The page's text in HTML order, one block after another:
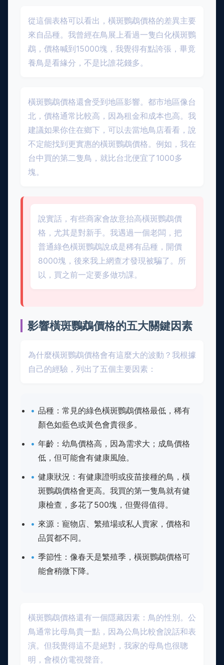
從這個表格可以看出，橫斑鸚鵡價格的差異主要
來自品種。我曾經在鳥展上看過一隻白化橫斑鸚
鵡，價格喊到15000塊，我覺得有點誇張，畢竟
養鳥是看緣分，不是比誰花錢多。
橫斑鸚鵡價格還會受到地區影響。都市地區像台
北，價格通常比較高，因為租金和成本也高。我
建議如果你住在鄉下，可以去當地鳥店看看，說
不定能找到更實惠的橫斑鸚鵡價格。例如，我在
台中買的第二隻鳥，就比台北便宜了1000多
塊。
說實話，有些商家會故意抬高橫斑鸚鵡價
格，尤其是對新手。我遇過一個老闆，把
普通綠色橫斑鸚鵡說成是稀有品種，開價
8000塊，後來我上網查才發現被騙了。所
以，買之前一定要多做功課。
影響橫斑鸚鵡價格的五大關鍵因素
為什麼橫斑鸚鵡價格會有這麼大的波動？我根據
自己的經驗，列出了五個主要因素：
品種：常見的綠色橫斑鸚鵡價格最低，稀有
顏色如藍色或黃色會貴很多。
年齡：幼鳥價格高，因為需求大；成鳥價格
低，但可能會有健康風險。
健康狀況：有健康證明或疫苗接種的鳥，橫
斑鸚鵡價格會更高。我買的第一隻鳥就有健
康檢查，多花了500塊，但覺得值得。
來源：寵物店、繁殖場或私人賣家，價格和
品質都不同。
季節性：像春天是繁殖季，橫斑鸚鵡價格可
能會稍微下降。
橫斑鸚鵡價格還有一個隱藏因素：鳥的性別。公
鳥通常比母鳥貴一點，因為公鳥比較會說話和表
演。但我覺得這不是絕對，我家的母鳥也很聰
明，會模仿電視聲音。